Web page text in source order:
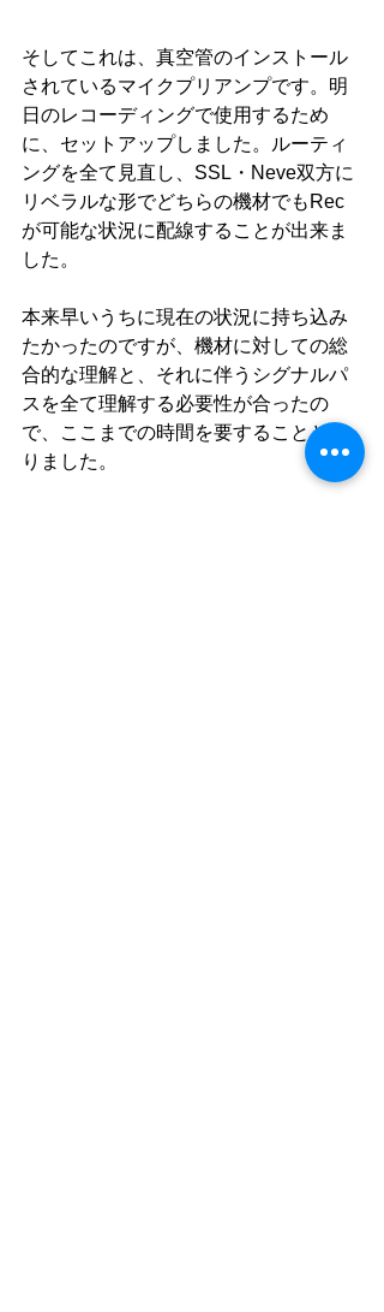
そしてこれは、真空管のインストール
されているマイクプリアンプです。明
日のレコーディングで使用するため
に、セットアップしました。ルーティ
ングを全て見直し、SSL・Neve双方に
リベラルな形でどちらの機材でもRec
が可能な状況に配線することが出来ま
した。
本来早いうちに現在の状況に持ち込み
たかったのですが、機材に対しての総
合的な理解と、それに伴うシグナルパ
スを全て理解する必要性が合ったの
で、ここまでの時間を要することとな
りました。